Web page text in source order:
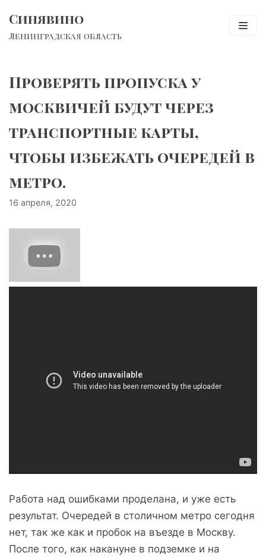
Перейти
к
Синявино
Ленинградская область
Проверять пропуска у
москвичей будут через
транспортные карты,
чтобы избежать очередей в
метро.
16 апреля, 2020
Работа над ошибками проделана, и уже есть
результат. Очередей в столичном метро сегодня
нет, так же как и пробок на въезде в Москву.
После того, как накануне в подземке и на